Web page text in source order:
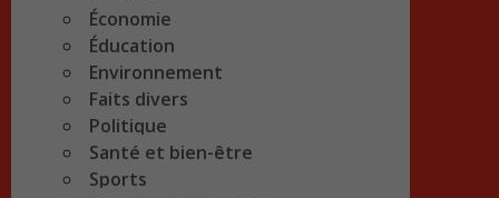
Économie
Éducation
Environnement
Faits divers
Politique
Santé et bien-être
Sports